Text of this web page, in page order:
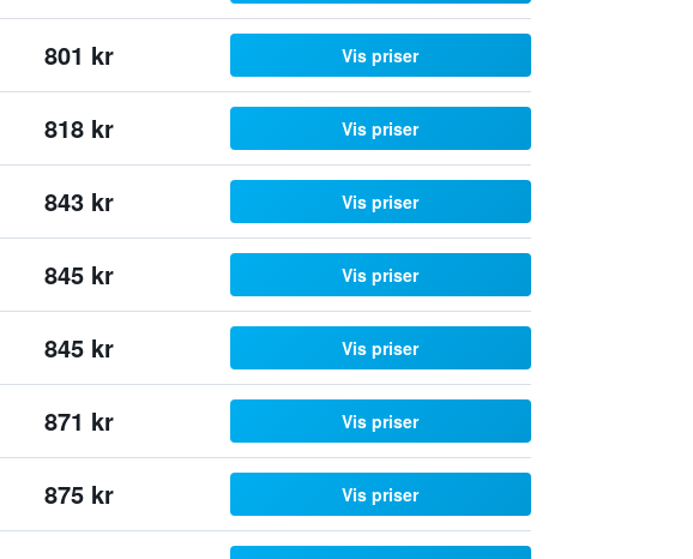
801 kr Vis priser
818 kr Vis priser
843 kr Vis priser
845 kr Vis priser
845 kr Vis priser
871 kr Vis priser
875 kr Vis priser